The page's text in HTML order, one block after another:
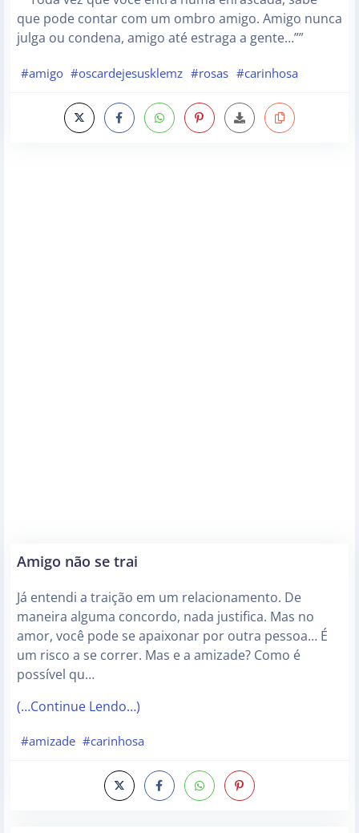
que pode contar com um ombro amigo. Amigo nunca
julga ou condena, amigo até estraga a gente…””
#amigo #oscardejesusklemz #rosas #carinhosa
Amigo não se trai
Já entendi a traição em um relacionamento. De
maneira alguma concordo, nada justifica. Mas no
amor, você pode se apaixonar por outra pessoa… É
um risco a se correr. Mas e a amizade? Como é
possível qu…
(…Continue Lendo…)
#amizade #carinhosa